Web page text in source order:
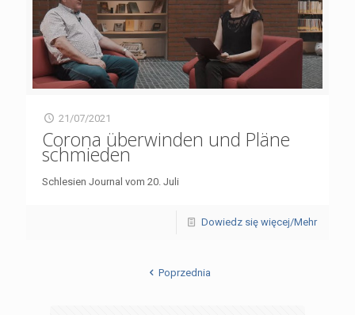
21/07/2021
Corona überwinden und Pläne
schmieden
Schlesien Journal vom 20. Juli
Dowiedz się więcej/Mehr
Poprzednia